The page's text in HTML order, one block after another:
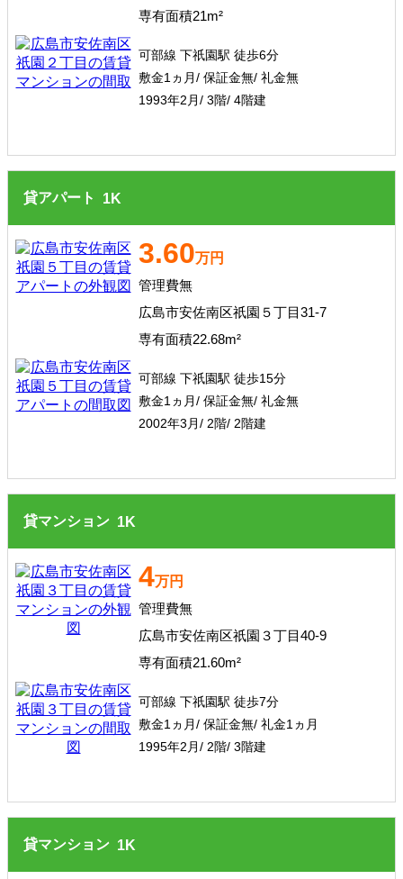
専有面積21m²
可部線 下祇園駅 徒歩6分
敷金1ヵ月/ 保証金無/ 礼金無
1993年2月/ 3階/ 4階建
貸アパート 1K
3.60万円
管理費無
広島市安佐南区祇園５丁目31-7
専有面積22.68m²
可部線 下祇園駅 徒歩15分
敷金1ヵ月/ 保証金無/ 礼金無
2002年3月/ 2階/ 2階建
貸マンション 1K
4万円
管理費無
広島市安佐南区祇園３丁目40-9
専有面積21.60m²
可部線 下祇園駅 徒歩7分
敷金1ヵ月/ 保証金無/ 礼金1ヵ月
1995年2月/ 2階/ 3階建
貸マンション 1K